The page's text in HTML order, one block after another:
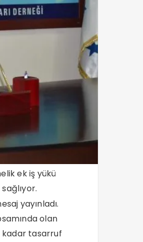
ek iş yükü
yayınladı.
olan
kadar tasarruf